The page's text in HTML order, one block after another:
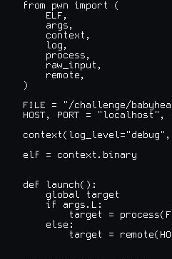
from pwn import (
    ELF,
    args,
    context,
    log,
    process,
    raw_input,
    remote,
)
FILE = "/challenge/
HOST, PORT = "localhost",
elf = context.binary
def launch():
    global target
    if args.L:
target =
    else:
target =